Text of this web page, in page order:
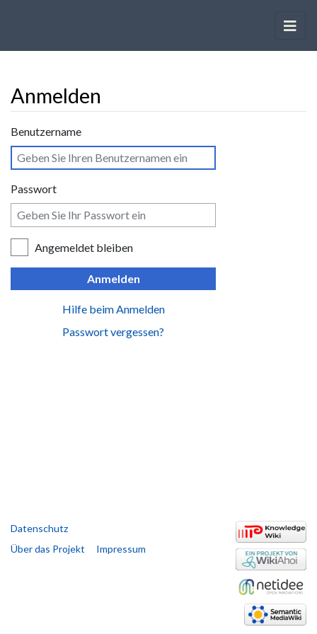
Anmelden
Wechseln zu:Navigation
Benutzername
Passwort
Angemeldet bleiben
Anmelden
Hilfe beim Anmelden
Passwort vergessen?
Datenschutz
Über das Projekt
Impressum